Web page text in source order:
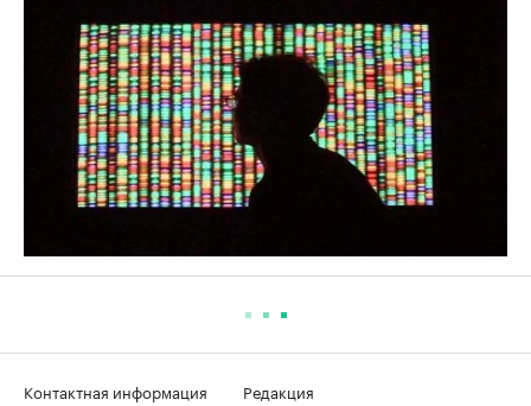
Контактная информация
Редакция